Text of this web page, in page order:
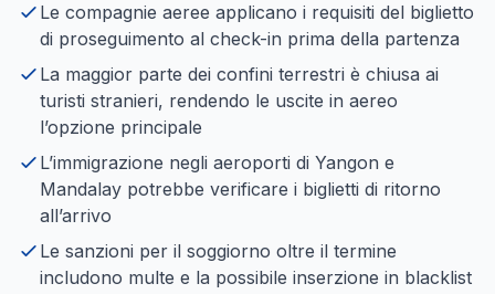
Le compagnie aeree applicano i requisiti del biglietto
di proseguimento al check-in prima della partenza
La maggior parte dei confini terrestri è chiusa ai
turisti stranieri, rendendo le uscite in aereo
l’opzione principale
L’immigrazione negli aeroporti di Yangon e
Mandalay potrebbe verificare i biglietti di ritorno
all’arrivo
Le sanzioni per il soggiorno oltre il termine
includono multe e la possibile inserzione in blacklist